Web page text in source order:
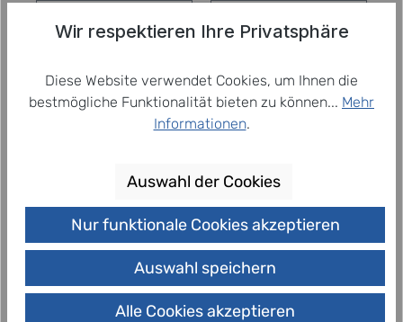
Bad Liebenwerda
Landträume
Apfel-Zitrone-
Pflaume 12x1l PET
= 1,07 € / 1
zzgl. Pfand: 3,30 €
Lieferpauschale
Bad Liebenwerda
Landträume
Kirsch -
Wacholder
Lindenblüte 12 x
1,0 l
12,83 €
Liter
zzgl. Pfand: 3,30 €
zzgl.Lieferpauschale
Wir respektieren Ihre Privatsphäre
Diese Website verwendet Cookies, um Ihnen die
bestmögliche Funktionalität bieten zu können... Mehr
Informationen.
Auswahl der Cookies
Nur funktionale Cookies akzeptieren
Auswahl speichern
Alle Cookies akzeptieren